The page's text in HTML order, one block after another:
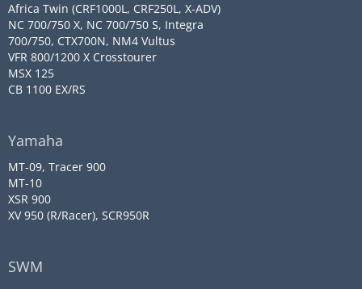
Africa Twin (CRF1000L, CRF250L, X-ADV)
NC 700/750 X, NC 700/750 S, Integra
700/750, CTX700N, NM4 Vultus
VFR 800/1200 X Crosstourer
MSX 125
CB 1100 EX/RS
Yamaha
MT-09, Tracer 900
MT-10
XSR 900
XV 950 (R/Racer), SCR950R
SWM